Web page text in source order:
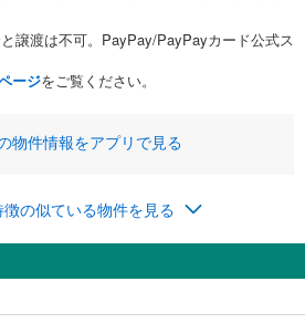
かけられる金額を入力してくださ
の2割までが目安です。
万円
）を入力してください。
金融機関によって異なります。
譲渡は不可。PayPay/PayPayカード公式ス
ージをご覧ください。
物件情報をアプリで見る
の似ている物件を見る